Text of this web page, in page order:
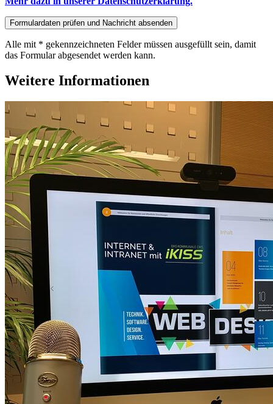
Alle mit * gekennzeichneten Felder müssen ausgefüllt sein, damit
das Formular abgesendet werden kann.
Weitere Informationen